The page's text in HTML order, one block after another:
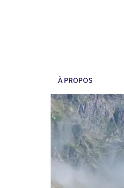
À PROPOS